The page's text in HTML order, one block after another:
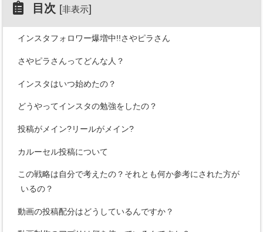
目次 [非表示]
インスタフォロワー爆増中!!さやピラさん
さやピラさんってどんな人？
インスタはいつ始めたの？
どうやってインスタの勉強をしたの？
投稿がメイン?リールがメイン?
カルーセル投稿について
この戦略は自分で考えたの？それとも何か参考にされた方が
いるの？
動画の投稿配分はどうしているんですか？